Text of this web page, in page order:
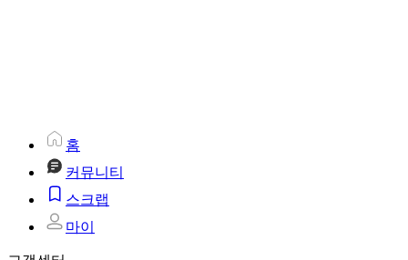
홈
커뮤니티
스크랩
마이